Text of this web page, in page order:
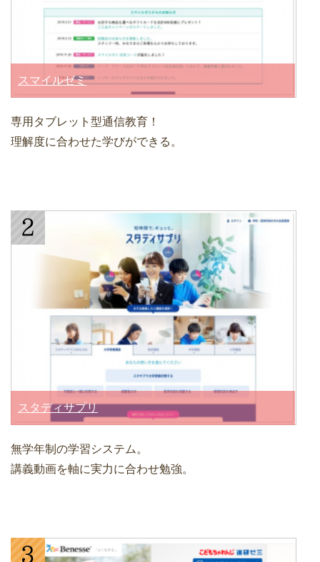
スマイルゼミ
専用タブレット型通信教育！
理解度に合わせた学びができる。
スタディサプリ
無学年制の学習システム。
講義動画を軸に実力に合わせ勉強。